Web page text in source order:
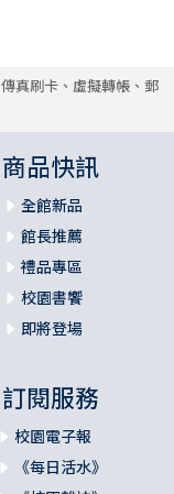
傳真刷卡、虛擬轉帳、郵
商品快訊
全館新品
館長推薦
禮品專區
校園書饗
即將登場
訂閱服務
校園電子報
《每日活水》